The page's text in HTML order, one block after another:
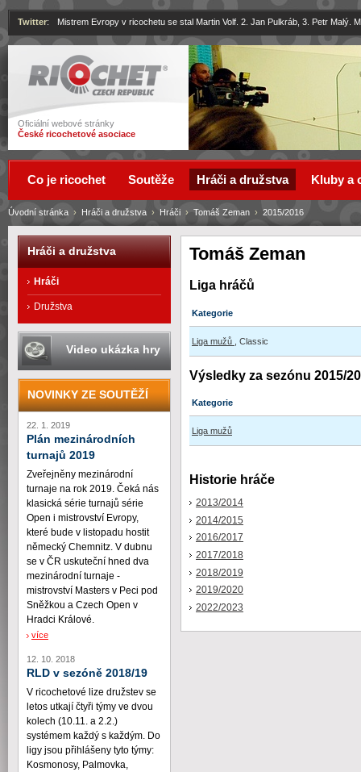
Ricochet
Oficiální webové stránky
České ricochetové asociace
Twitter: Mistrem Evropy v ricochetu se stal Martin Volf. 2. Jan Pulkráb, 3. Petr Malý.
Tomáš Zeman
Liga hráčů
Kategorie
Liga mužů , Classic
Výsledky za sezónu 2015/
Kategorie
Liga mužů
Historie hráče
2013/2014
2014/2015
2016/2017
2017/2018
2018/2019
2019/2020
2022/2023
Úvodní stránka › Hráči a družstva › Hráči › Tomáš Zeman › 2015/2016
Co je ricochet Soutěže Hráči a družstva Kluby a
Hráči a družstva
Hráči
Družstva
Video ukázka hry
NOVINKY ZE SOUTĚŽÍ
22. 1. 2019
Plán mezinárodních
turnajů 2019
Zveřejněny mezinárodní
turnaje na rok 2019. Čeká nás
klasická série turnajů série
Open i mistrovství Evropy,
které bude v listopadu hostit
německý Chemnitz. V dubnu
se v ČR uskuteční hned dva
mezinárodní turnaje -
mistrovství Masters v Peci pod
Sněžkou a Czech Open v
Hradci Králové.
více
12. 10. 2018
RLD v sezóně 2018/19
V ricochetové lize družstev se
letos utkají čtyři týmy ve dvou
kolech (10.11. a 2.2.)
systémem každý s každým. Do
ligy jsou přihlášeny tyto týmy:
Kosmonosy, Palmovka,